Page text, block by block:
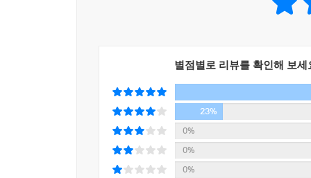
별점별로 리뷰를 확인해 보세
23%
0%
0%
0%